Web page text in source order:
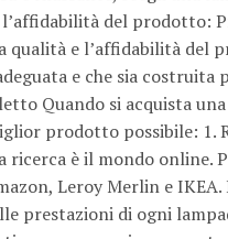
del prodotto:
e l’affidabilità del
e che sia
Quando si acquista
prodotto possibile: 1.
è il mondo online.
Leroy Merlin e
prestazioni di ogni